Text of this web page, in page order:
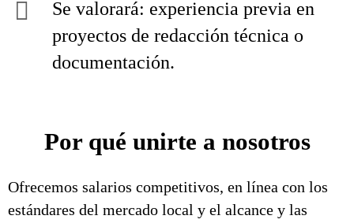
Se valorará: experiencia previa en
proyectos de redacción técnica o
documentación.
Por qué unirte a nosotros
Ofrecemos salarios competitivos, en línea con los
estándares del mercado local y el alcance y las